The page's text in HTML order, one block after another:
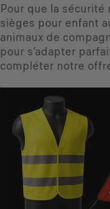
Pour que la
sièges pour enfant
animaux de
pour s’adapter
compléter notre